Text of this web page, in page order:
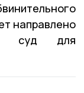
направлено
суд для